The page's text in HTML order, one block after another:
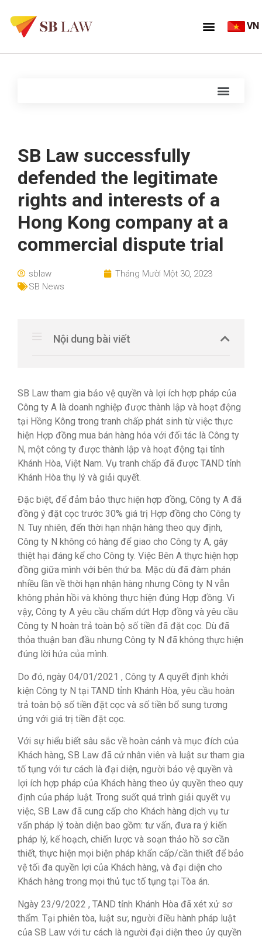
VN
SB Law successfully
defended the legitimate
rights and interests of a
Hong Kong company at a
commercial dispute trial
sblaw
Tháng Mười Một 30, 2023
SB News
Nội dung bài viết
SB Law tham gia bảo vệ quyền và lợi ích hợp pháp của
Công ty A là doanh nghiệp được thành lập và hoạt động
tại Hồng Kông trong tranh chấp phát sinh từ việc thực
hiện Hợp đồng mua bán hàng hóa với đối tác là Công ty
N, một công ty được thành lập và hoạt động tại tỉnh
Khánh Hòa, Việt Nam. Vụ tranh chấp đã được TAND tỉnh
Khánh Hòa thụ lý và giải quyết.
Đặc biệt, để đảm bảo thực hiện hợp đồng, Công ty A đã
đồng ý đặt cọc trước 30% giá trị Hợp đồng cho Công ty
N. Tuy nhiên, đến thời hạn nhận hàng theo quy định,
Công ty N không có hàng để giao cho Công ty A, gây
thiệt hại đáng kể cho Công ty. Việc Bên A thực hiện hợp
đồng giữa mình với bên thứ ba. Mặc dù đã đàm phán
nhiều lần về thời hạn nhận hàng nhưng Công ty N vẫn
không phản hồi và không thực hiện đúng Hợp đồng. Vì
vậy, Công ty A yêu cầu chấm dứt Hợp đồng và yêu cầu
Công ty N hoàn trả toàn bộ số tiền đã đặt cọc. Dù đã
thỏa thuận ban đầu nhưng Công ty N đã không thực hiện
đúng lời hứa của mình.
Do đó, ngày 04/01/2021 , Công ty A quyết định khởi
kiện Công ty N tại TAND tỉnh Khánh Hòa, yêu cầu hoàn
trả toàn bộ số tiền đặt cọc và số tiền bổ sung tương
ứng với giá trị tiền đặt cọc.
Với sự hiểu biết sâu sắc về hoàn cảnh và mục đích của
Khách hàng, SB Law đã cử nhân viên và luật sư tham gia
tố tụng với tư cách là đại diện, người bảo vệ quyền và
lợi ích hợp pháp của Khách hàng theo ủy quyền theo quy
định của pháp luật. Trong suốt quá trình giải quyết vụ
việc, SB Law đã cung cấp cho Khách hàng dịch vụ tư
vấn pháp lý toàn diện bao gồm: tư vấn, đưa ra ý kiến ​​
pháp lý, kế hoạch, chiến lược và soạn thảo hồ sơ cần
thiết, thực hiện mọi biện pháp khẩn cấp/cần thiết để bảo
vệ tối đa quyền lợi của Khách hàng, và đại diện cho
Khách hàng trong mọi thủ tục tố tụng tại Tòa án.
Ngày 23/9/2022 , TAND tỉnh Khánh Hòa đã xét xử sơ
thẩm. Tại phiên tòa, luật sư, người điều hành pháp luật
của SB Law với tư cách là người đại diện theo ủy quyền